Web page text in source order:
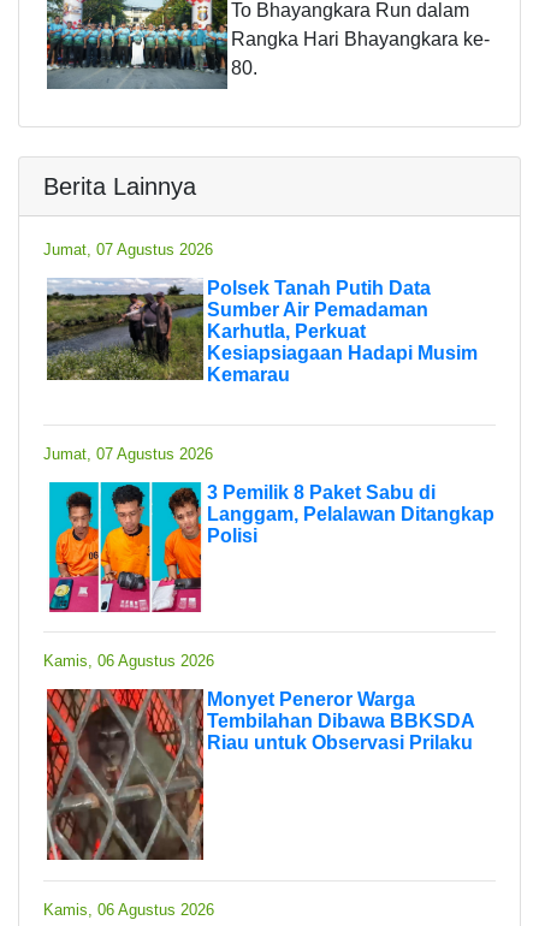
To Bhayangkara Run dalam
Rangka Hari Bhayangkara ke-
80.
Berita Lainnya
Jumat, 07 Agustus 2026
Polsek Tanah Putih Data
Sumber Air Pemadaman
Karhutla, Perkuat
Kesiapsiagaan Hadapi Musim
Kemarau
Jumat, 07 Agustus 2026
3 Pemilik 8 Paket Sabu di
Langgam, Pelalawan Ditangkap
Polisi
Kamis, 06 Agustus 2026
Monyet Peneror Warga
Tembilahan Dibawa BBKSDA
Riau untuk Observasi Prilaku
Kamis, 06 Agustus 2026